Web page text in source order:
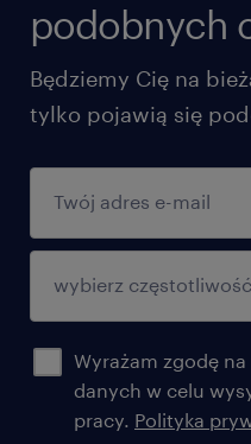
podobnych
Będziemy Cię na
tylko pojawią się
Wyrażam zgodę
danych w celu
pracy. Polityka